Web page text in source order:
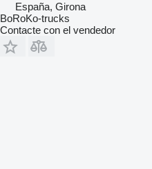
España, Girona
BoRoKo-trucks
Contacte con el vendedor